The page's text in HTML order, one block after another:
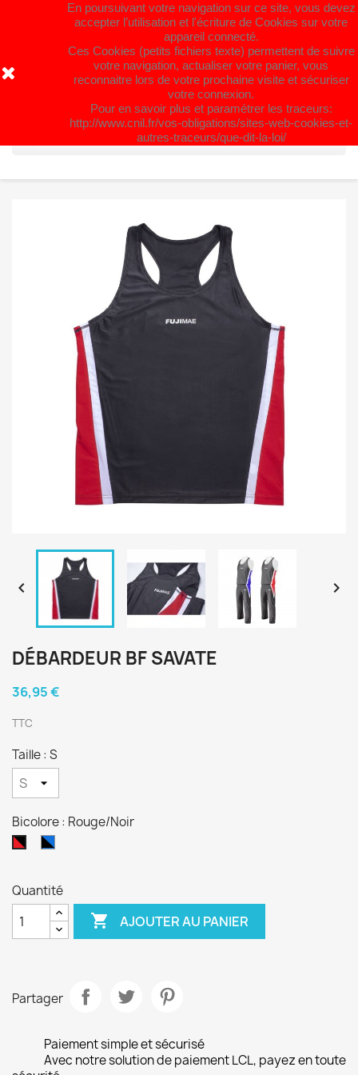
En poursuivant votre navigation sur ce site, vous devez
accepter l’utilisation et l'écriture de Cookies sur votre
appareil connecté.
Ces Cookies (petits fichiers texte) permettent de suivre
votre navigation, actualiser votre panier, vous
reconnaitre lors de votre prochaine visite et sécuriser
votre connexion.
Pour en savoir plus et paramétrer les traceurs:
http://www.cnil.fr/vos-obligations/sites-web-cookies-et-
autres-traceurs/que-dit-la-loi/
Fermeture estivale du 31 juillet au 26
août. Bel été à Tous !
shopping_cart (0)

 
DÉBARDEUR BF SAVATE
36,95 €
TTC
Taille : S
Bicolore : Rouge/Noir
Rouge/Noir
Quantité
 AJOUTER AU PANIER
Partager
Paiement simple et sécurisé
Avec notre solution de paiement LCL, payez en toute